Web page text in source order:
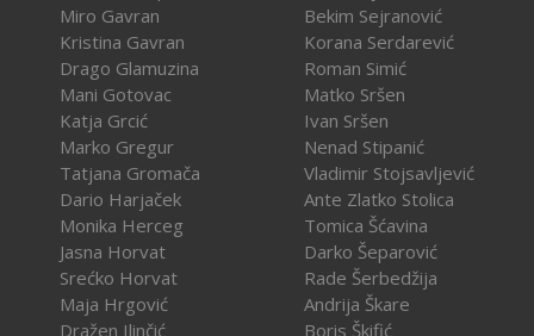
Miro Gavran
Kristina Gavran
Drago Glamuzina
Mani Gotovac
Katja Grcić
Marko Gregur
Tatjana Gromača
Dario Harjaček
Monika Herceg
Jasna Horvat
Srećko Horvat
Maja Hrgović
Dražen Ilinčić
Bekim Sejranović
Korana Serdarević
Roman Simić
Matko Sršen
Ivan Sršen
Nenad Stipanić
Vladimir Stojsavljević
Ante Zlatko Stolica
Tomica Šćavina
Darko Šeparović
Rade Šerbedžija
Andrija Škare
Boris Škifić